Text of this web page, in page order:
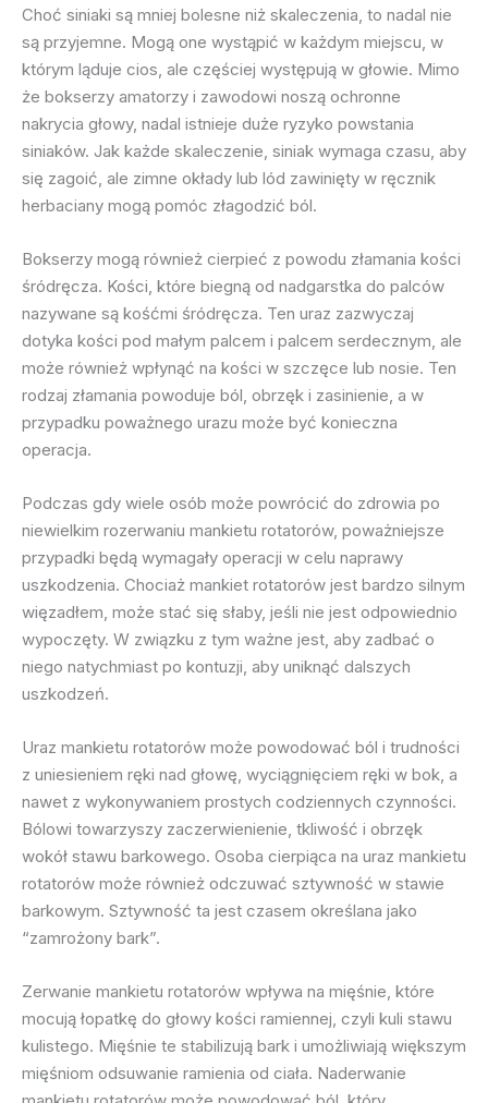
Choć siniaki są mniej bolesne niż skaleczenia, to nadal nie
są przyjemne. Mogą one wystąpić w każdym miejscu, w
którym ląduje cios, ale częściej występują w głowie. Mimo
że bokserzy amatorzy i zawodowi noszą ochronne
nakrycia głowy, nadal istnieje duże ryzyko powstania
siniaków. Jak każde skaleczenie, siniak wymaga czasu, aby
się zagoić, ale zimne okłady lub lód zawinięty w ręcznik
herbaciany mogą pomóc złagodzić ból.
Bokserzy mogą również cierpieć z powodu złamania kości
śródręcza. Kości, które biegną od nadgarstka do palców
nazywane są kośćmi śródręcza. Ten uraz zazwyczaj
dotyka kości pod małym palcem i palcem serdecznym, ale
może również wpłynąć na kości w szczęce lub nosie. Ten
rodzaj złamania powoduje ból, obrzęk i zasinienie, a w
przypadku poważnego urazu może być konieczna
operacja.
Podczas gdy wiele osób może powrócić do zdrowia po
niewielkim rozerwaniu mankietu rotatorów, poważniejsze
przypadki będą wymagały operacji w celu naprawy
uszkodzenia. Chociaż mankiet rotatorów jest bardzo silnym
więzadłem, może stać się słaby, jeśli nie jest odpowiednio
wypoczęty. W związku z tym ważne jest, aby zadbać o
niego natychmiast po kontuzji, aby uniknąć dalszych
uszkodzeń.
Uraz mankietu rotatorów może powodować ból i trudności
z uniesieniem ręki nad głowę, wyciągnięciem ręki w bok, a
nawet z wykonywaniem prostych codziennych czynności.
Bólowi towarzyszy zaczerwienienie, tkliwość i obrzęk
wokół stawu barkowego. Osoba cierpiąca na uraz mankietu
rotatorów może również odczuwać sztywność w stawie
barkowym. Sztywność ta jest czasem określana jako
“zamrożony bark”.
Zerwanie mankietu rotatorów wpływa na mięśnie, które
mocują łopatkę do głowy kości ramiennej, czyli kuli stawu
kulistego. Mięśnie te stabilizują bark i umożliwiają większym
mięśniom odsuwanie ramienia od ciała. Naderwanie